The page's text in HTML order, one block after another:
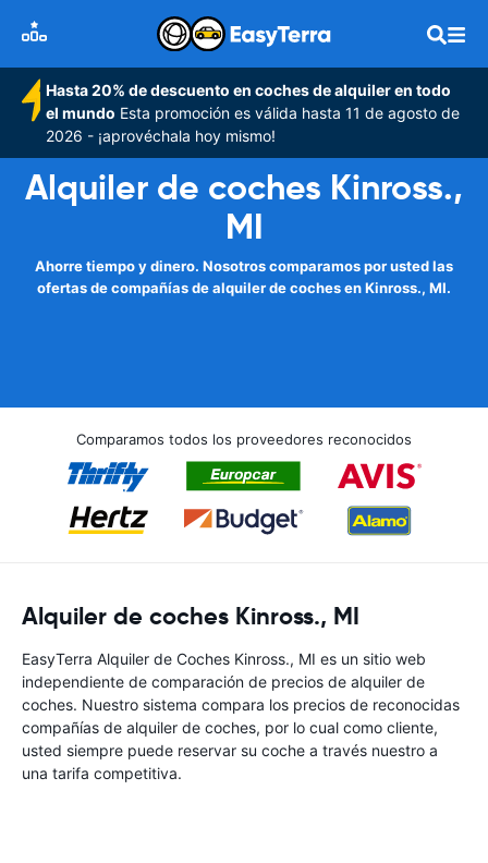
Hasta 20% de descuento en coches de alquiler en todo
el mundo Esta promoción es válida hasta 11 de agosto de
2026 - ¡aprovéchala hoy mismo!
Alquiler de coches Kinross.,
MI
Ahorre tiempo y dinero. Nosotros comparamos por usted las
ofertas de compañías de alquiler de coches en Kinross., MI.
Comparamos todos los proveedores reconocidos
Alquiler de coches Kinross., MI
EasyTerra Alquiler de Coches Kinross., MI es un sitio web
independiente de comparación de precios de alquiler de
coches. Nuestro sistema compara los precios de reconocidas
compañías de alquiler de coches, por lo cual como cliente,
usted siempre puede reservar su coche a través nuestro a
una tarifa competitiva.